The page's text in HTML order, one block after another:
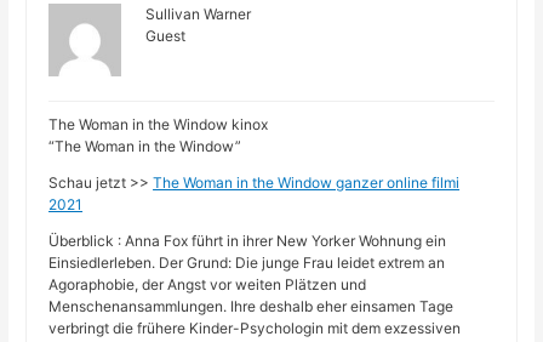
Sullivan Warner
Guest
The Woman in the Window kinox
“The Woman in the Window”
Schau jetzt >>The Woman in the Window ganzer online filmi
2021
Überblick : Anna Fox führt in ihrer New Yorker Wohnung ein
Einsiedlerleben. Der Grund: Die junge Frau leidet extrem an
Agoraphobie, der Angst vor weiten Plätzen und
Menschenansammlungen. Ihre deshalb eher einsamen Tage
verbringt die frühere Kinder-Psychologin mit dem exzessiven